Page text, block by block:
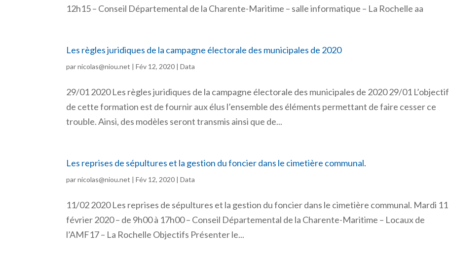
12h15 – Conseil Départemental de la Charente-Maritime – salle informatique – La Rochelle aa
Les règles juridiques de la campagne électorale des municipales de 2020
parnicolas@niou.net |Fév 12, 2020 |Data
29/01 2020 Les règles juridiques de la campagne électorale des municipales de 2020 29/01 L’objectif
de cette formation est de fournir aux élus l’ensemble des éléments permettant de faire cesser ce
trouble. Ainsi, des modèles seront transmis ainsi que de...
Les reprises de sépultures et la gestion du foncier dans le cimetière communal.
parnicolas@niou.net |Fév 12, 2020 |Data
11/02 2020 Les reprises de sépultures et la gestion du foncier dans le cimetière communal. Mardi 11
février 2020 – de 9h00 à 17h00 – Conseil Départemental de la Charente-Maritime – Locaux de
l’AMF17 – La Rochelle Objectifs Présenter le...